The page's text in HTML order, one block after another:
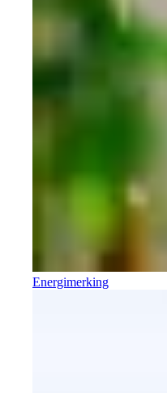
Energimerking